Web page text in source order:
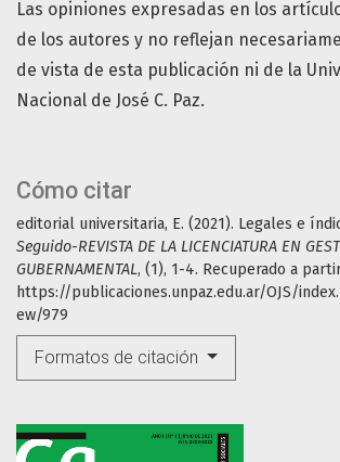
Cómo citar
editorial universitaria, E. (2021). Legales e
Seguido-REVISTA DE LA LICENCIATURA EN
GUBERNAMENTAL, (1), 1-4. Recuperado a
https://publicaciones.unpaz.edu.ar/OJS/
ew/979
Formatos de citación
Las opiniones expresadas en los
de los autores y no reflejan
de vista de esta publicación ni de la
Nacional de José C. Paz.